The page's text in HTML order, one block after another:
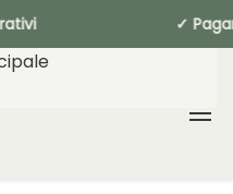
lavorativi ✓